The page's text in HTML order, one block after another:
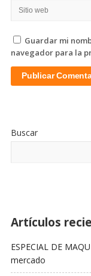
Guardar mi
navegador para la
La
Lateral
Buscar
Artículos
ESPECIAL DE
mercado